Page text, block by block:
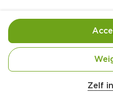
Nutri-Score D
Zelf